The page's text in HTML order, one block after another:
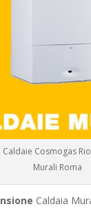
Caldaie Cosmogas
Murali Roma
Caldaia